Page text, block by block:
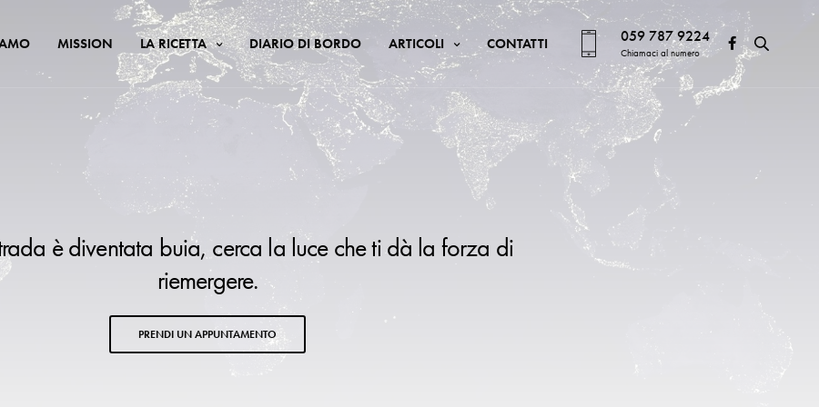
MISSION LA RICETTA DIARIO DI BORDO ARTICOLI CONTATTI 059 787 9224
Chiamaci al numero
è diventata buia, cerca la luce che ti dà la forza di
riemergere.
PRENDI UN APPUNTAMENTO